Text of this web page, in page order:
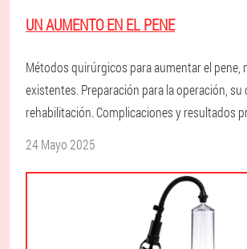
UN AUMENTO EN EL PENE
Métodos quirúrgicos para aumentar el pene,
existentes. Preparación para la operación,
rehabilitación. Complicaciones y resultados
24 Mayo 2025